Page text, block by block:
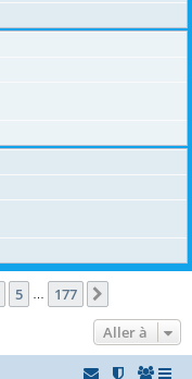
5 177
Aller à